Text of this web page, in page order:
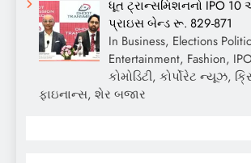
ધૂત ટ્રાન્સમિશનનો IPO
પ્રાઇસ બેન્ડ રૂ. 829-871
In Business, Elections
Entertainment, Fashion,
કોમોડિટી, કોર્પોરેટ ન્યૂઝ,
ફાઇનાન્સ, શેર બજાર